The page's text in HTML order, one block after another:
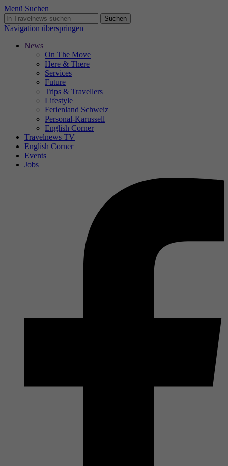
Menü Suchen
Navigation überspringen
News
On The Move
Here & There
Services
Future
Trips & Travellers
Lifestyle
Ferienland Schweiz
Personal-Karussell
English Corner
Travelnews TV
English Corner
Events
Jobs